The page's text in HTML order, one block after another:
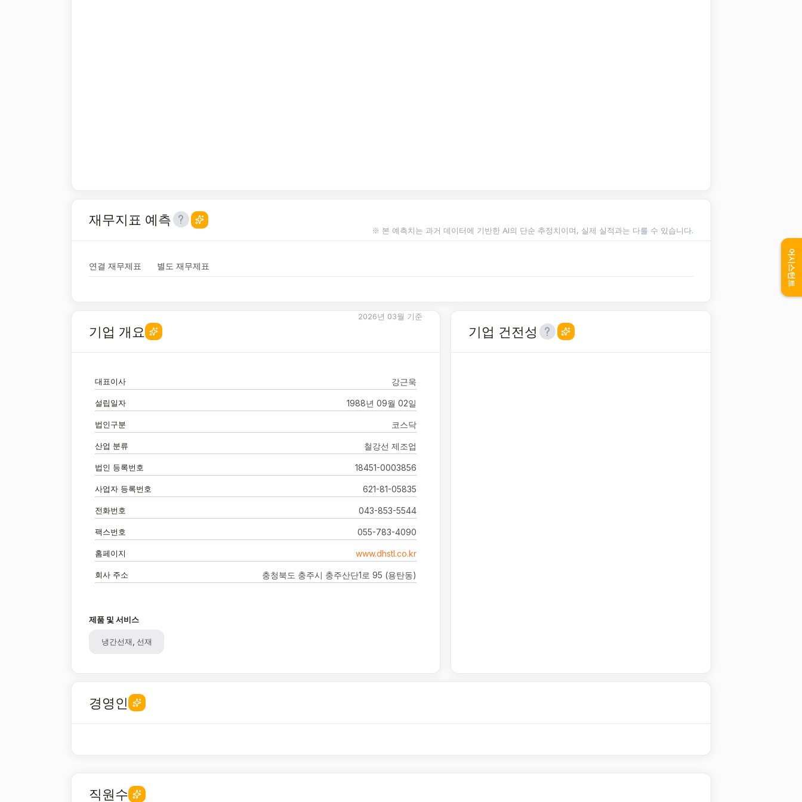
재무지표 예측
※ 본 예측치는 과거 데이터에 기반한 AI의 단순 추정치이며, 실제 실적과는 다를 수 있습니다.
연결 재무제표 별도 재무제표
기업 개요
2026년 03월 기준
대표이사 강근욱
설립일자 1988년 09월 02일
법인구분 코스닥
산업 분류 철강선 제조업
법인 등록번호 18451-0003856
사업자 등록번호 621-81-05835
전화번호 043-853-5544
팩스번호 055-783-4090
홈페이지 www.dhstl.co.kr
회사 주소 충청북도 충주시 충주산단1로 95 (용탄동)
제품 및 서비스
냉간선재, 선재
기업 건전성
경영인
직원수
어시스턴트